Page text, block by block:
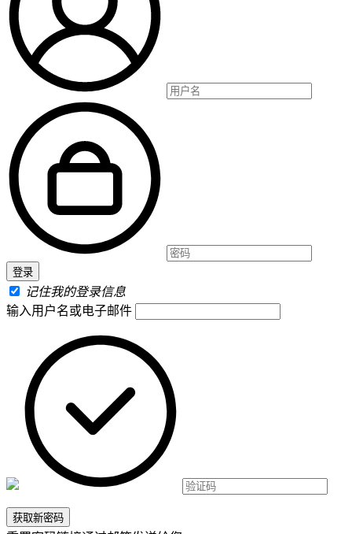
记住我的登录信息
输入用户名或电子邮件